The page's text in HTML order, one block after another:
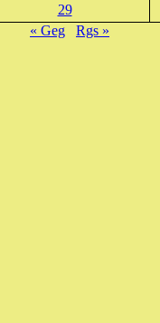
29
« Geg
Rgs »